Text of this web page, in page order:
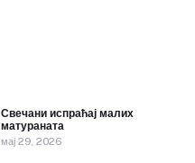
Свечани испраћај малих
матураната
мај 29, 2026